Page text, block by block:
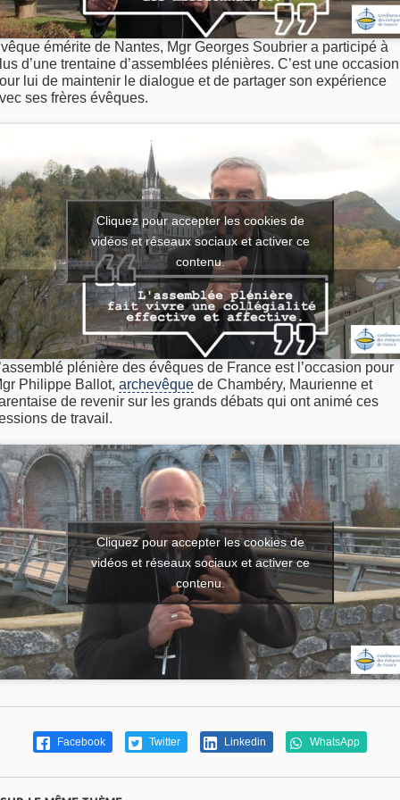
émérite de Nantes, Mgr Georges Soubrier a participé à
d’une trentaine d’assemblées plénières. C’est une occasion
lui de maintenir le dialogue et de partager son expérience
ses frères évêques.
Cliquez pour accepter les cookies de
vidéos et réseaux sociaux et activer ce
contenu.
plénière des évêques de France est l’occasion pour
Philippe Ballot, archevêque de Chambéry, Maurienne et
de revenir sur les grands débats qui ont animé ces
de travail.
Cliquez pour accepter les cookies de
vidéos et réseaux sociaux et activer ce
contenu.
Facebook Twitter Linkedin WhatsApp